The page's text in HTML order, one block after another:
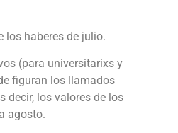
los haberes de julio.
(para universitarixs y
figuran los llamados
decir, los valores de los
agosto.